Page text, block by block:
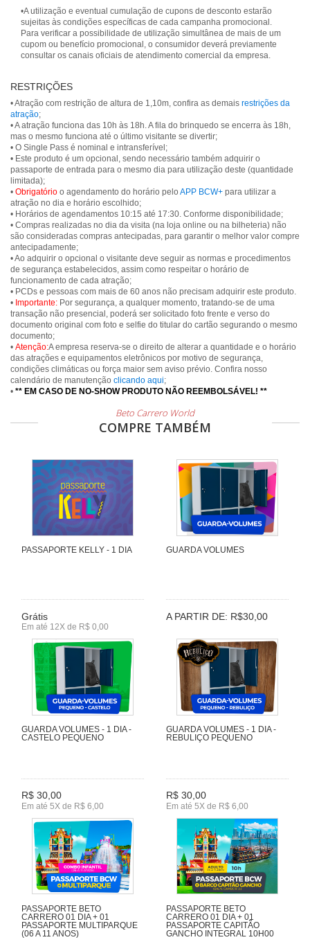
•A utilização e eventual cumulação de cupons de desconto estarão
sujeitas às condições específicas de cada campanha promocional.
Para verificar a possibilidade de utilização simultânea de mais de um
cupom ou benefício promocional, o consumidor deverá previamente
consultar os canais oficiais de atendimento comercial da empresa.
RESTRIÇÕES
• Atração com restrição de altura de 1,10m, confira as demais restrições da
atração;
• A atração funciona das 10h às 18h. A fila do brinquedo se encerra às 18h,
mas o mesmo funciona até o último visitante se divertir;
• O Single Pass é nominal e intransferível;
• Este produto é um opcional, sendo necessário também adquirir o
passaporte de entrada para o mesmo dia para utilização deste (quantidade
limitada);
• Obrigatório o agendamento do horário pelo APP BCW+ para utilizar a
atração no dia e horário escolhido;
• Horários de agendamentos 10:15 até 17:30. Conforme disponibilidade;
• Compras realizadas no dia da visita (na loja online ou na bilheteria) não
são consideradas compras antecipadas, para garantir o melhor valor compre
antecipadamente;
• Ao adquirir o opcional o visitante deve seguir as normas e procedimentos
de segurança estabelecidos, assim como respeitar o horário de
funcionamento de cada atração;
• PCDs e pessoas com mais de 60 anos não precisam adquirir este produto.
• Importante: Por segurança, a qualquer momento, tratando-se de uma
transação não presencial, poderá ser solicitado foto frente e verso do
documento original com foto e selfie do titular do cartão segurando o mesmo
documento;
• Atenção:A empresa reserva-se o direito de alterar a quantidade e o horário
das atrações e equipamentos eletrônicos por motivo de segurança,
condições climáticas ou força maior sem aviso prévio. Confira nosso
calendário de manutenção clicando aqui;
• ** EM CASO DE NO-SHOW PRODUTO NÃO REEMBOLSÁVEL! **
Beto Carrero World
COMPRE TAMBÉM
PASSAPORTE KELLY - 1 DIA
Grátis
Em até 12X de R$ 0,00
GUARDA VOLUMES
A PARTIR DE: R$30,00
GUARDA VOLUMES - 1 DIA -
CASTELO PEQUENO
R$ 30,00
Em até 5X de R$ 6,00
GUARDA VOLUMES - 1 DIA -
REBULIÇO PEQUENO
R$ 30,00
Em até 5X de R$ 6,00
PASSAPORTE BETO
CARRERO 01 DIA + 01
PASSAPORTE MULTIPARQUE
(06 A 11 ANOS)
PASSAPORTE BETO
CARRERO 01 DIA + 01
PASSAPORTE CAPITÃO
GANCHO INTEGRAL 10H00